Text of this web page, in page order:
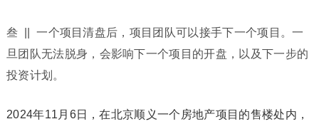
叁 || 一个项目清盘后，项目团队可以接手下一个项目。一
旦团队无法脱身，会影响下一个项目的开盘，以及下一步的
投资计划。
2024年11月6日，在北京顺义一个房地产项目的售楼处内，